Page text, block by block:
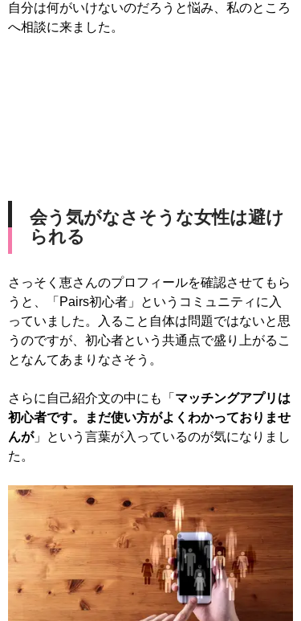
自分は何がいけないのだろうと悩み、私のところ
へ相談に来ました。
会う気がなさそうな女性は避け
られる
さっそく恵さんのプロフィールを確認させてもら
うと、「Pairs初心者」というコミュニティに入
っていました。入ること自体は問題ではないと思
うのですが、初心者という共通点で盛り上がるこ
となんてあまりなさそう。
さらに自己紹介文の中にも「 マッチングアプリは
初心者です。まだ使い方がよくわかっておりませ
んが」という言葉が入っているのが気になりまし
た。